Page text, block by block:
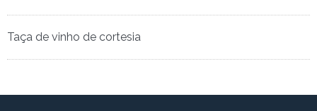
Taça de vinho de cortesia